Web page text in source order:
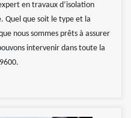
en travaux d’isolation
Quel que soit le type et la
nous sommes prêts à assurer
intervenir dans toute la